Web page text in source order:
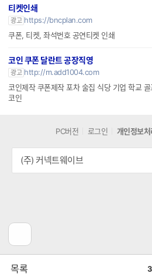
티켓인쇄
광고 https://bncplan.com
쿠폰, 티켓, 좌석번호 공연티켓 인쇄
코인 쿠폰 달란트 공장직영
광고 http://m.add1004.com
코인제작 쿠폰제작 포차 술집 식당 기업 학교
코인
PC버전 로그인 개인정보처
(주) 커넥트웨이브
목록